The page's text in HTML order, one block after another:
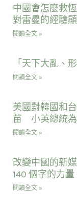
中國會怎麼救
對雷曼的經驗
閱讀全文 »
「天下大亂、
閱讀全文 »
美國對韓國和
苗 小英總統為
閱讀全文 »
改變中國的新
140 個字的力量
閱讀全文 »